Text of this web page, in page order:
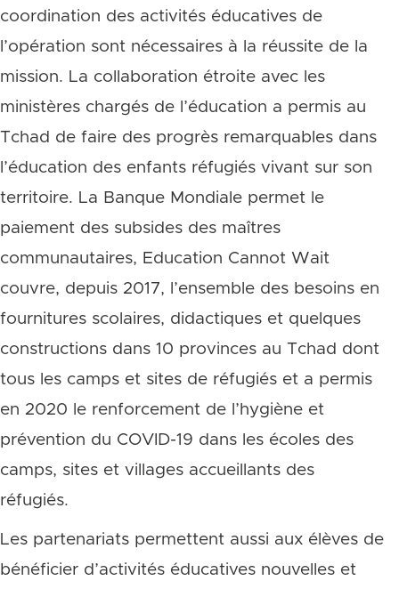
coordination des activités éducatives de
l’opération sont nécessaires à la réussite de la
mission. La collaboration étroite avec les
ministères chargés de l’éducation a permis au
Tchad de faire des progrès remarquables dans
l’éducation des enfants réfugiés vivant sur son
territoire. La Banque Mondiale permet le
paiement des subsides des maîtres
communautaires, Education Cannot Wait
couvre, depuis 2017, l’ensemble des besoins en
fournitures scolaires, didactiques et quelques
constructions dans 10 provinces au Tchad dont
tous les camps et sites de réfugiés et a permis
en 2020 le renforcement de l’hygiène et
prévention du COVID-19 dans les écoles des
camps, sites et villages accueillants des
réfugiés.
Les partenariats permettent aussi aux élèves de
bénéficier d’activités éducatives nouvelles et